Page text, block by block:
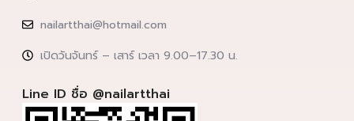
nailartthai@hotmail.com
เปิดวันจันทร์ – เสาร์ เวลา 9.00–17.30 น.
Line ID ชื่อ @nailartthai